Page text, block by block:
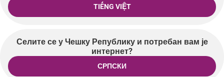
TIẾNG VIỆT
Селите се у Чешку Републику и потребан вам је
интернет?
СРПСКИ